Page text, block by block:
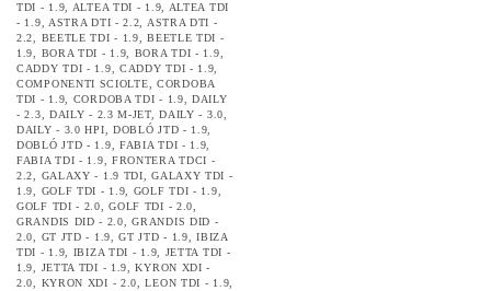
TDI - 1.9
ALTEA TDI - 1.9
ALTEA TDI
- 1.9
ASTRA DTI - 2.2
ASTRA DTI -
2.2
BEETLE TDI - 1.9 ,BEETLE TDI -
1.9
BORA TDI - 1.9 BORA TDI - 1.9
CADDY TDI - 1.9
CADDY TDI - 1.9
COMPONENTI SCIOLTE ,CORDOBA
TDI - 1.9
CORDOBA TDI - 1.9 ,DAILY
- 2.3
DAILY - 2.3 M-JET,DAILY - 3.0
DAILY - 3.0 HPI
DOBLÓ JTD - 1.9
DOBLÓ JTD - 1.9
FABIA TDI - 1.9
FABIA TDI - 1.9
FRONTERA TDCI -
2.2
GALAXY - 1.9 TDI ,GALAXY TDI -
1.9
GOLF TDI - 1.9 GOLF TDI - 1.9
GOLF TDI - 2.0 ,GOLF TDI - 2.0
GRANDIS DID - 2.0 ,GRANDIS DID -
2.0
GT JTD - 1.9 ,GT JTD - 1.9 ,IBIZA
TDI - 1.9
IBIZA TDI - 1.9
JETTA TDI -
1.9
JETTA TDI - 1.9 ,KYRON XDI -
2.0
KYRON XDI - 2.0 ,LEON TDI - 1.9